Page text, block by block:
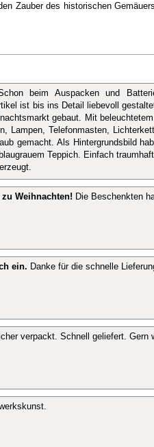
Zauber des historischen
beim Auspacken und
ist bis ins Detail liebevoll
gebaut. Mit
Lampen, Telefonmasten,
gemacht. Als Hintergrundsbild
Teppich. Einfach
Weihnachten! Die Beschenkten
ein. Danke für die schnelle
verpackt. Schnell geliefert. Gern